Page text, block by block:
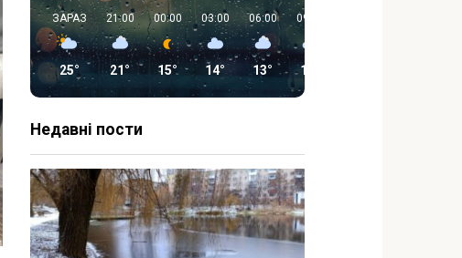
ЗАРАЗ
25°
21:00
21°
00:00
15°
03:00
14°
06:00
13°
09:00
19°
Недавні пости